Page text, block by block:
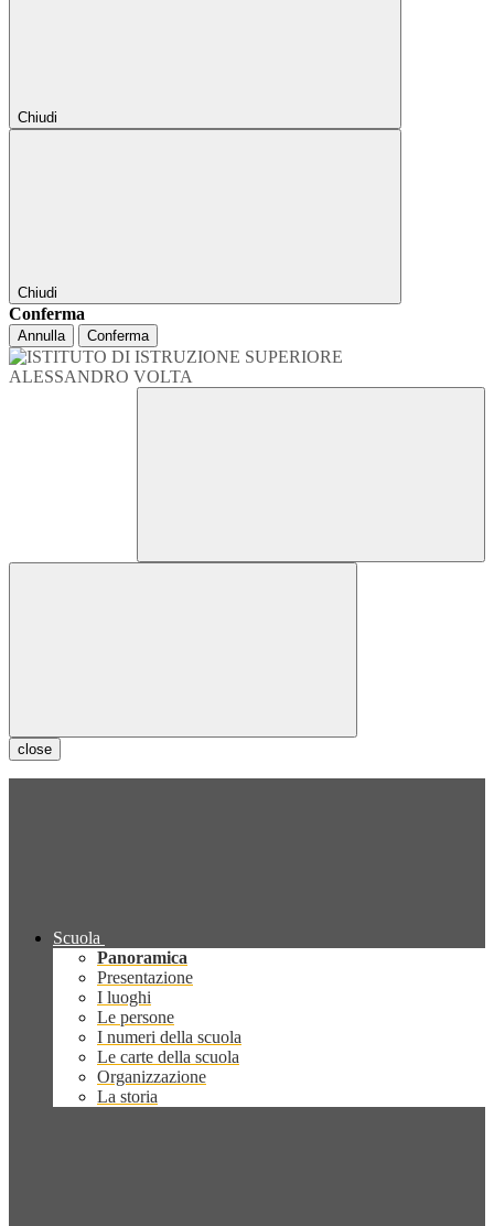
Chiudi
Chiudi
Conferma
Annulla Conferma
close
Scuola
Panoramica
Presentazione
I luoghi
Le persone
I numeri della scuola
Le carte della scuola
Organizzazione
La storia